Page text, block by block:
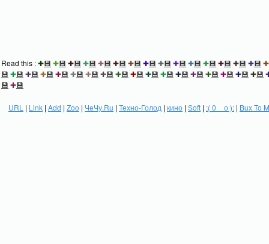
Read this :✚💾 ✚💾 ✚💾 ✚💾 ✚💾 ✚💾 ✚💾 ✚💾 ✚💾 ✚💾 ✚💾 ✚💾 ✚💾 ✚💾 ✚💾 ✚
💾 ✚💾 ✚💾 ✚💾 ✚💾 ✚💾 ✚💾 ✚💾 ✚💾 ✚💾 ✚💾 ✚💾 ✚💾 ✚💾 ✚💾 ✚💾 ✚💾 ✚💾
💾 ✚💾
URL | Link | Add | Zoo | ЧеЧу.Ru | Техно-Голод | кино | Soft | :( 0 _ о ): | Bux To